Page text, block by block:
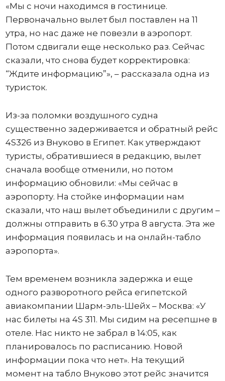
«Мы с ночи находимся в гостинице.
Первоначально вылет был поставлен на 11
утра, но нас даже не повезли в аэропорт.
Потом сдвигали еще несколько раз. Сейчас
сказали, что снова будет корректировка:
“Ждите информацию”», – рассказала одна из
туристок.
Из-за поломки воздушного судна
существенно задерживается и обратный рейс
4S326 из Внуково в Египет. Как утверждают
туристы, обратившиеся в редакцию, вылет
сначала вообще отменили, но потом
информацию обновили: «Мы сейчас в
аэропорту. На стойке информации нам
сказали, что наш вылет объединили с другим –
должны отправить в 6.30 утра 8 августа. Эта же
информация появилась и на онлайн-табло
аэропорта».
Тем временем возникла задержка и еще
одного разворотного рейса египетской
авиакомпании Шарм-эль-Шейх – Москва: «У
нас билеты на 4S 311. Мы сидим на ресепшне в
отеле. Нас никто не забрал в 14:05, как
планировалось по расписанию. Новой
информации пока что нет». На текущий
момент на табло Внуково этот рейс значится